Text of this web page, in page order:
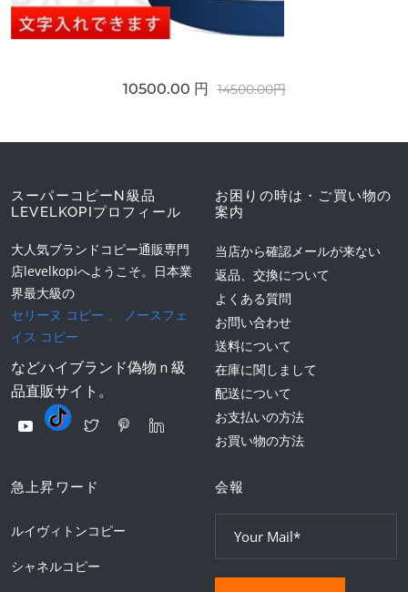
10500.00 円 14500.00円
スーパーコピーN級品
LEVELKOPIプロフィール
大人気ブランドコピー通販専門
店levelkopiへようこそ。日本業
界最大級の
セリーヌ コピー 、
ノースフェ
イス コピー
などハイブランド偽物ｎ級
品直販サイト。
お困りの時は・ご買い物の
案内
当店から確認メールが来ない
返品、交換について
よくある質問
お問い合わせ
送料について
在庫に関しまして
配送について
お支払いの方法
お買い物の方法
急上昇ワード
ルイヴィトンコピー
シャネルコピー
会報